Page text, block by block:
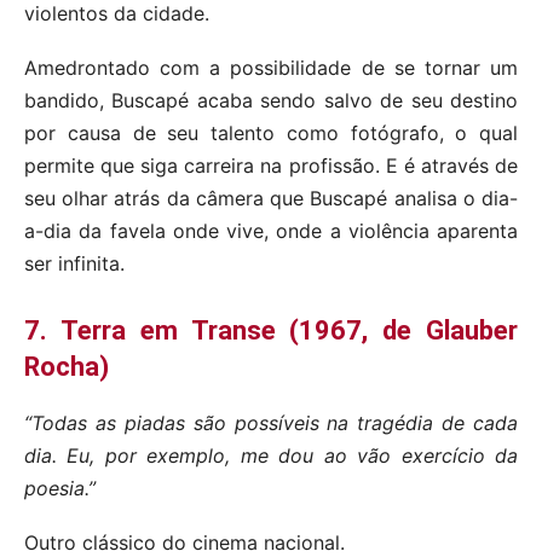
violentos da cidade.
Amedrontado com a possibilidade de se tornar um
bandido, Buscapé acaba sendo salvo de seu destino
por causa de seu talento como fotógrafo, o qual
permite que siga carreira na profissão. E é através de
seu olhar atrás da câmera que Buscapé analisa o dia-
a-dia da favela onde vive, onde a violência aparenta
ser infinita.
7. Terra em Transe (1967, de Glauber
Rocha)
“Todas as piadas são possíveis na tragédia de cada
dia. Eu, por exemplo, me dou ao vão exercício da
poesia.”
Outro clássico do cinema nacional.